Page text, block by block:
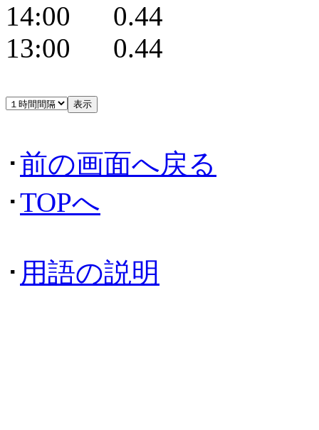
14:00 0.44
13:00 0.44
･前の画面へ戻る
･TOPへ
･ 用語の説明